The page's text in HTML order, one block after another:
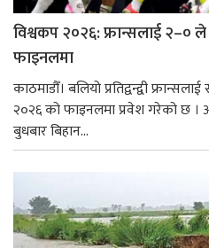
विश्वकप २०२६: फ्रान्सलाई २–०
फाइनलमा
काठमाडौँ। बलियो प्रतिद्वन्द्वी
२०२६ को फाइनलमा प्रवेश गरेको छ ।
बुधबार बिहान...